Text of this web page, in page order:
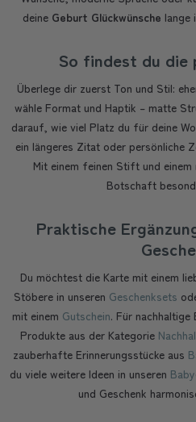
deine Geburt Glückwünsche lange
So findest du
Überlege dir zuerst Ton und Stil:
wähle Format und Haptik – matte
darauf, wie viel Platz du für deine
ein längeres Zitat oder persönliche
Mit einem feinen Stift und
Botschaft
Praktische
Du möchtest die Karte mit einem
Stöbere in unseren Geschenksets
mit einem Gutschein. Für
Produkte aus der Kategorie
zauberhafte Erinnerungsstücke aus
du viele weitere Ideen in unseren
und Geschenk